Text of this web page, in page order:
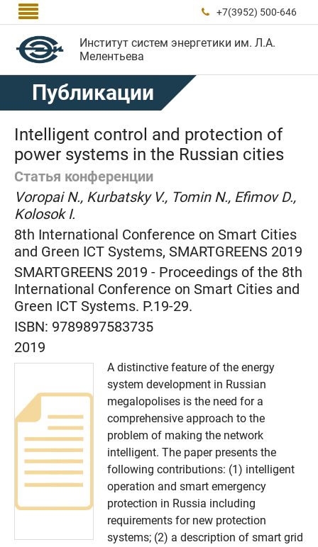
  +7(3952) 500-646
Институт систем энергетики им. Л.А.
Мелентьева
Публикации
Intelligent control and protection of
power systems in the Russian cities
Статья конференции
Voropai N., Kurbatsky V., Tomin N., Efimov D.,
Kolosok I.
8th International Conference on Smart Cities
and Green ICT Systems, SMARTGREENS 2019
SMARTGREENS 2019 - Proceedings of the 8th
International Conference on Smart Cities and
Green ICT Systems. P.19-29.
ISBN: 9789897583735
2019
A distinctive feature of the energy
system development in Russian
megalopolises is the need for a
comprehensive approach to the
problem of making the network
intelligent. The paper presents the
following contributions: (1) intelligent
operation and smart emergency
protection in Russia including
requirements for new protection
systems; (2) a description of smart grid